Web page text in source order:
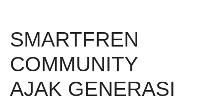
SMARTFREN
COMMUNITY
AJAK GENERASI